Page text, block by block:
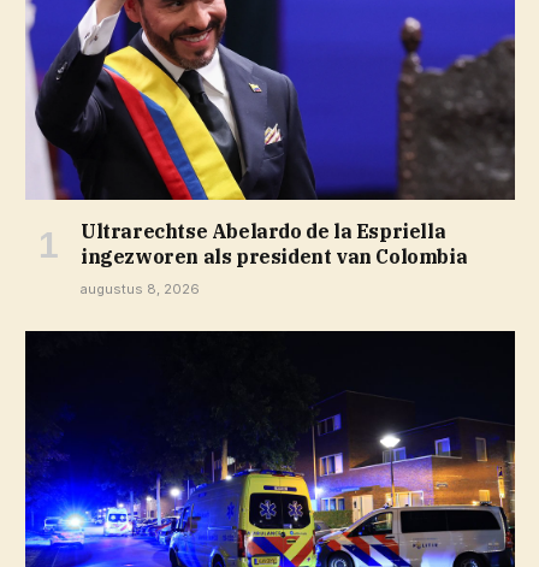
Ultrarechtse Abelardo de la Espriella
ingezworen als president van Colombia
augustus 8, 2026